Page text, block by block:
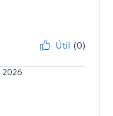
Útil (0)
2026